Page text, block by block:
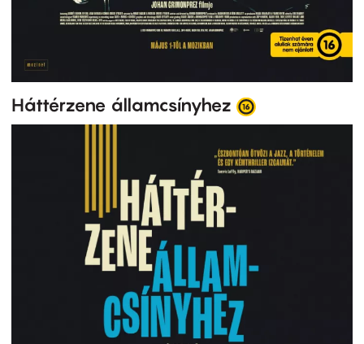
Háttérzene államcsínyhez